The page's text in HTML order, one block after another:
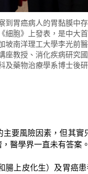
到胃癌病人的胃黏膜中
細胞》上發表，是中大
坡南洋理工大學李光前
座教授、消化疾病研究
及藥物治療學系博士後
要風險因素，但其實
醫學界一直未有答案。
腸上皮化生）及胃癌